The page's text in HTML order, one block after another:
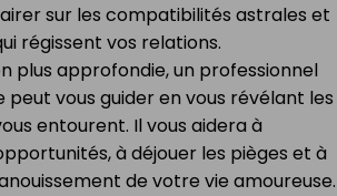
sur les compatibilités astrales et
régissent vos relations.
plus approfondie, un professionnel
peut vous guider en vous révélant les
entourent. Il vous aidera à
à déjouer les pièges et à
de votre vie amoureuse.